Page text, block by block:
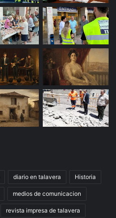
diario en talavera Historia
medios de comunicacion
revista impresa de talavera